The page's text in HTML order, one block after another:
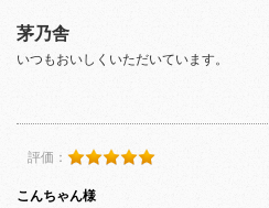
茅乃舎
いつもおいしくいただいています。
評価：
こんちゃん様